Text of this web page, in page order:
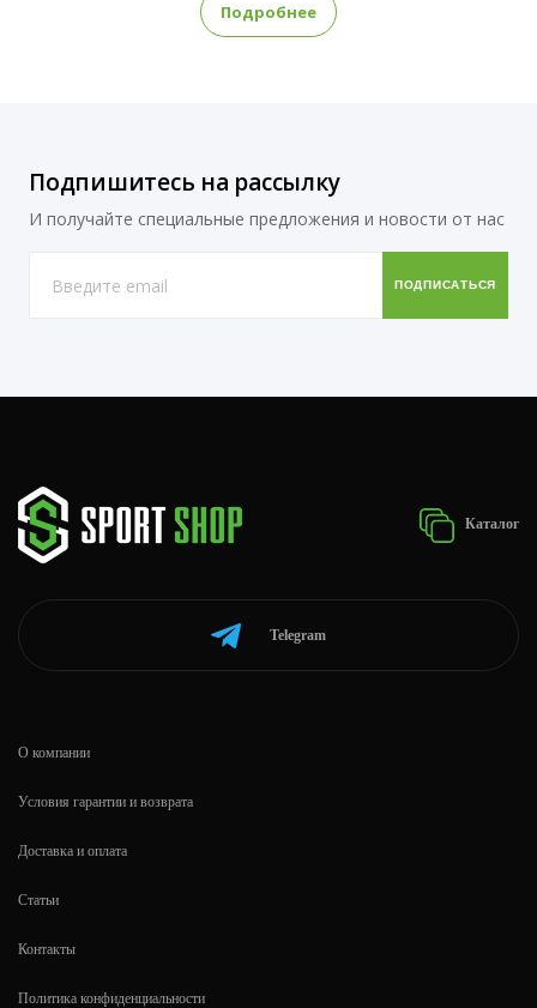
Подробнее
Подпишитесь на рассылку
И получайте специальные предложения и новости от нас
Каталог
Telegram
О компании
Условия гарантии и возврата
Доставка и оплата
Статьи
Контакты
Политика конфиденциальности